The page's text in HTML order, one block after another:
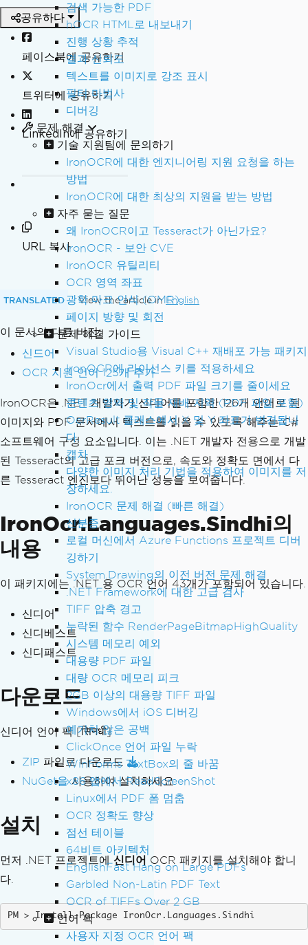
검색 가능한 PDF
hOCR HTML로 내보내기
진행 상황 추적
결과 신뢰도
텍스트를 이미지로 강조 표시
필터 마법사
디버깅
문제 해결
기술 지원팀에 문의하기
IronOCR에 대한 엔지니어링 지원 요청을 하는
방법
IronOCR에 대한 최상의 지원을 받는 방법
자주 묻는 질문
왜 IronOCR이고 Tesseract가 아닌가요?
IronOCR - 보안 CVE
IronOCR 유틸리티
OCR 영역 좌표
광학 마크 인식 (OMR)
페이지 방향 및 회전
문제 해결 가이드
Visual Studio용 Visual C++ 재배포 가능 패키지
IronOCR에 라이선스 키를 적용하세요
IronOcr에서 출력 PDF 파일 크기를 줄이세요
콘텐츠 영역 및 작물 재배 지역 (PDF 파일 포함)
OcrResult 클래스에서 X 및 Y 좌표가 변경됩니
다.
캡차
다양한 이미지 처리 기법을 적용하여 이미지를 저
장하세요.
IronOCR 문제 해결 (빠른 해결)
신분증
로컬 머신에서 Azure Functions 프로젝트 디버
깅하기
System.Drawing의 이전 버전 문제 해결
.NET Framework에 대한 고급 검사
TIFF 압축 경고
누락된 함수 RenderPageBitmapHighQuality
시스템 메모리 예외
대용량 PDF 파일
대량 OCR 메모리 피크
2GB 이상의 대용량 TIFF 파일
Windows에서 iOS 디버깅
예기치 않은 공백
ClickOnce 언어 파일 누락
WinForms TextBox의 줄 바꿈
x86 앱에서 ReadScreenShot
Linux에서 PDF 폼 멈춤
OCR 정확도 향상
점선 테이블
64비트 아키텍처
EnglishFast Hang on Large PDFs
Garbled Non-Latin PDF Text
OCR of TIFFs Over 2 GB
언어 팩
사용자 지정 OCR 언어 팩
공유하다
페이스북에 공유하기
트위터에 공유하기
LinkedIn에 공유하기
URL 복사
TRANSLATED View the article in English
이 문서의 다른 버전:
신드어
OCR 지원 언어 125개 추가
IronOCR은 .NET 개발자가 신디어를 포함한 126개 언어로 된
이미지와 PDF 문서에서 텍스트를 읽을 수 있도록 해주는 C#
소프트웨어 구성 요소입니다. 이는 .NET 개발자 전용으로 개발
된 Tesseract의 고급 포크 버전으로, 속도와 정확도 면에서 다
른 Tesseract 엔진보다 뛰어난 성능을 보여줍니다.
IronOcr.Languages.Sindhi의
내용
이 패키지에는 .NET 용 OCR 언어 43개가 포함되어 있습니다.
신디어
신디베스트
신디패스트
다운로드
신디어 언어 팩 [सिनधी]
ZIP 파일로 다운로드
NuGet을사용하여 설치하세요
설치
먼저 .NET 프로젝트에신디어 OCR 패키지를 설치해야 합니
다.
Install-Package IronOcr.Languages.Sindhi